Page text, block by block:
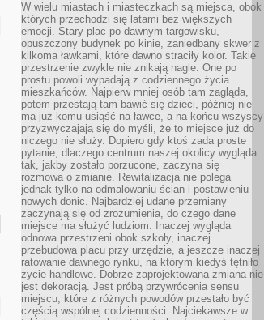
W wielu miastach i miasteczkach są miejsca, obok
których przechodzi się latami bez większych
emocji. Stary plac po dawnym targowisku,
opuszczony budynek po kinie, zaniedbany skwer z
kilkoma ławkami, które dawno straciły kolor. Takie
przestrzenie zwykle nie znikają nagle. One po
prostu powoli wypadają z codziennego życia
mieszkańców. Najpierw mniej osób tam zagląda,
potem przestają tam bawić się dzieci, później nie
ma już komu usiąść na ławce, a na końcu wszyscy
przyzwyczajają się do myśli, że to miejsce już do
niczego nie służy. Dopiero gdy ktoś zada proste
pytanie, dlaczego centrum naszej okolicy wygląda
tak, jakby zostało porzucone, zaczyna się
rozmowa o zmianie. Rewitalizacja nie polega
jednak tylko na odmalowaniu ścian i postawieniu
nowych donic. Najbardziej udane przemiany
zaczynają się od zrozumienia, do czego dane
miejsce ma służyć ludziom. Inaczej wygląda
odnowa przestrzeni obok szkoły, inaczej
przebudowa placu przy urzędzie, a jeszcze inaczej
ratowanie dawnego rynku, na którym kiedyś tętniło
życie handlowe. Dobrze zaprojektowana zmiana nie
jest dekoracją. Jest próbą przywrócenia sensu
miejscu, które z różnych powodów przestało być
częścią wspólnej codzienności. Najciekawsze w